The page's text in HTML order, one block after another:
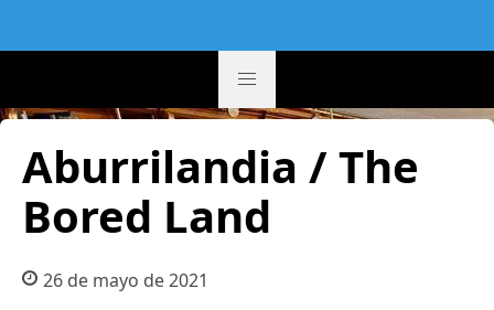
Aburrilandia / The
Bored Land
26 de mayo de 2021